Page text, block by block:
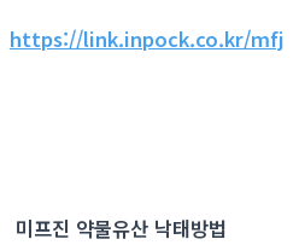
https://link.inpock.co.kr/mfj
미프진 약물유산 낙태방법